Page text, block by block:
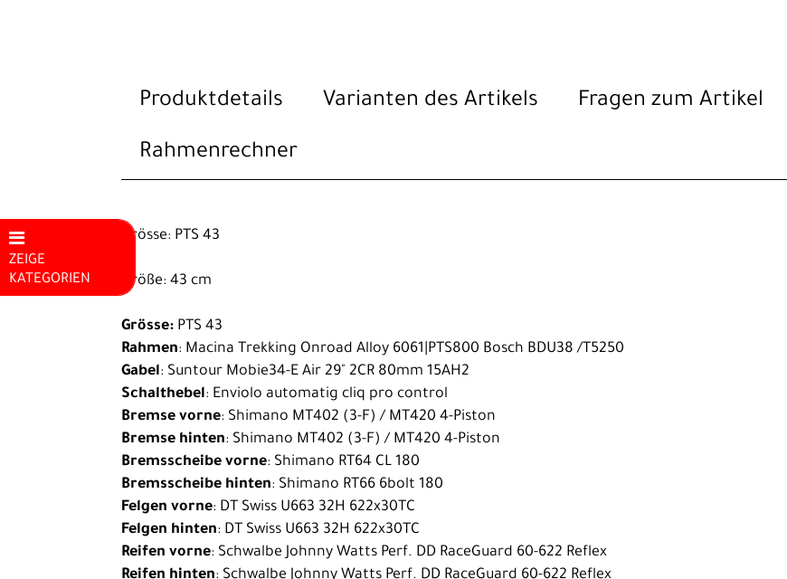
ZEIGE
KATEGORIEN
Produktdetails Varianten des Artikels Fragen zum Artikel
Rahmenrechner
Grösse: PTS 43
Größe: 43 cm
Grösse: PTS 43
Rahmen: Macina Trekking Onroad Alloy 6061|PTS800 Bosch BDU38 /T5250
Gabel: Suntour Mobie34-E Air 29" 2CR 80mm 15AH2
Schalthebel: Enviolo automatig cliq pro control
Bremse vorne: Shimano MT402 (3-F) / MT420 4-Piston
Bremse hinten: Shimano MT402 (3-F) / MT420 4-Piston
Bremsscheibe vorne: Shimano RT64 CL 180
Bremsscheibe hinten: Shimano RT66 6bolt 180
Felgen vorne: DT Swiss U663 32H 622x30TC
Felgen hinten: DT Swiss U663 32H 622x30TC
Reifen vorne: Schwalbe Johnny Watts Perf. DD RaceGuard 60-622 Reflex
Reifen hinten: Schwalbe Johnny Watts Perf. DD RaceGuard 60-622 Reflex